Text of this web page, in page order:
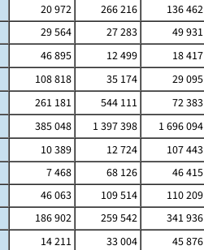
20 972 266 216 136 462
29 564 27 283 49 931
46 895 12 499 18 417
108 818 35 174 29 095
261 181 544 111 72 383
385 048 1 397 398 1 696 094
10 389 12 724 107 443
7 468 68 126 46 415
46 063 109 514 110 209
186 902 259 542 341 936
14 211 33 004 45 876